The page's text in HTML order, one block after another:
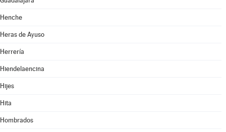
Henche
Heras de Ayuso
Herrería
Hiendelaencina
Hijes
Hita
Hombrados